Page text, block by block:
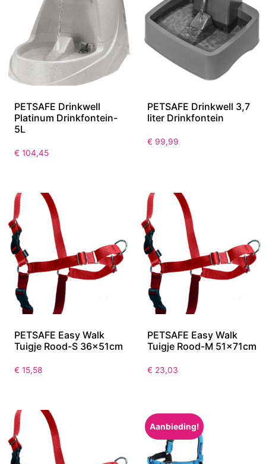
PETSAFE Drinkwell
Platinum Drinkfontein-
5L
€ 104,45
PETSAFE Drinkwell 3,7
liter Drinkfontein
€ 99,99
PETSAFE Easy Walk
Tuigje Rood-S 36x51cm
€ 15,58
PETSAFE Easy Walk
Tuigje Rood-M 51x71cm
€ 23,03
Aanbieding!